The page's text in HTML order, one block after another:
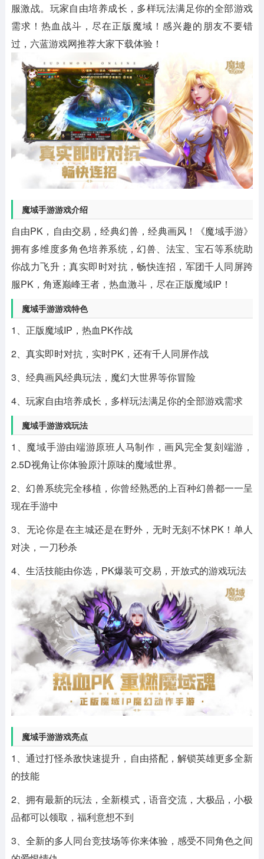
服激战。玩家自由培养成长，多样玩法满足你的全部游戏
需求！热血战斗，尽在正版魔域！感兴趣的朋友不要错
过，六蓝游戏网推荐大家下载体验！
魔域手游游戏介绍
自由PK，自由交易，经典幻兽，经典画风！《魔域手游》
拥有多维度多角色培养系统，幻兽、法宝、宝石等系统助
你战力飞升；真实即时对抗，畅快连招，军团千人同屏跨
服PK，角逐巅峰王者，热血激斗，尽在正版魔域IP！
魔域手游游戏特色
1、正版魔域IP，热血PK作战
2、真实即时对抗，实时PK，还有千人同屏作战
3、经典画风经典玩法，魔幻大世界等你冒险
4、玩家自由培养成长，多样玩法满足你的全部游戏需求
魔域手游游戏玩法
1、魔域手游由端游原班人马制作，画风完全复刻端游，
2.5D视角让你体验原汁原味的魔域世界。
2、幻兽系统完全移植，你曾经熟悉的上百种幻兽都一一呈
现在手游中
3、无论你是在主城还是在野外，无时无刻不怵PK！单人
对决，一刀秒杀
4、生活技能由你选，PK爆装可交易，开放式的游戏玩法
魔域手游游戏亮点
1、通过打怪杀敌快速提升，自由搭配，解锁英雄更多全新
的技能
2、拥有最新的玩法，全新模式，语音交流，大极品，小极
品都可以领取，福利意想不到
3、全新的多人同台竞技场等你来体验，感受不同角色之间